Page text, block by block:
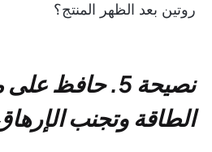
روتين بعد الظهر المنتج؟
نصيحة 5. حافظ
الطاقة وتجنب